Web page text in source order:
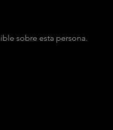
sobre esta persona.